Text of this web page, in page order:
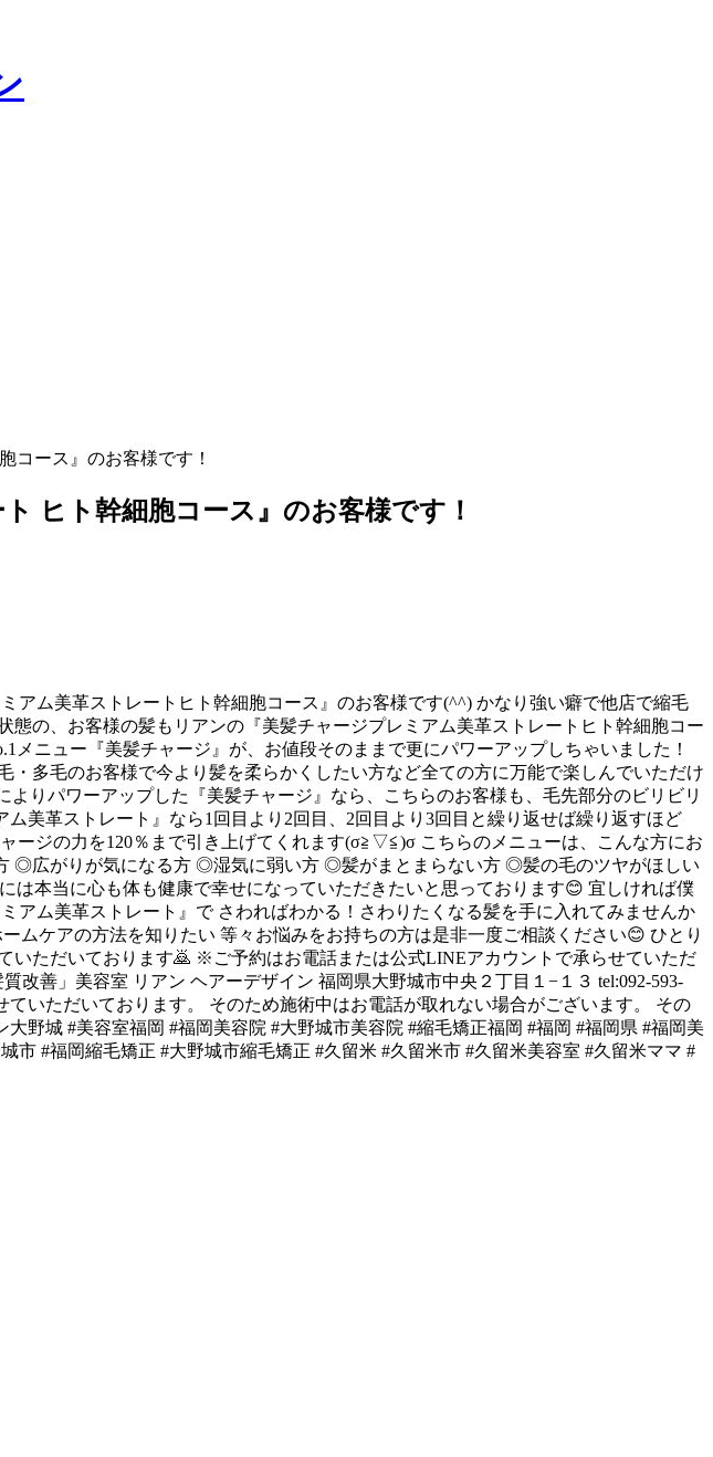
コース』のお客様です！
ヒト幹細胞コース』のお客様です！
アム美革ストレートヒト幹細胞コース』のお客様です(^^) かなり強い癖で他店で縮毛
の、お客様の髪もリアンの『美髪チャージプレミアム美革ストレートヒト幹細胞コー
ニュー『美髪チャージ』が、お値段そのままで更にパワーアップしちゃいました！
多毛のお客様で今より髪を柔らかくしたい方など全ての方に万能で楽しんでいただけ
りパワーアップした『美髪チャージ』なら、こちらのお客様も、毛先部分のビリビリ
美革ストレート』なら1回目より2回目、2回目より3回目と繰り返せば繰り返すほど
ージの力を120％まで引き上げてくれます(σ≧▽≦)σ こちらのメニューは、こんな方にお
◎広がりが気になる方 ◎湿気に弱い方 ◎髪がまとまらない方 ◎髪の毛のツヤがほしい
本当に心も体も健康で幸せになっていただきたいと思っております😊 宜しければ僕
ム美革ストレート』で さわればわかる！さわりたくなる髪を手に入れてみませんか
ケアの方法を知りたい 等々お悩みをお持ちの方は是非一度ご相談ください😊 ひとり
ただいております🙇 ※ご予約はお電話または公式LINEアカウントで承らせていただ
善」美容室 リアン ヘアーデザイン 福岡県大野城市中央２丁目１−１３ tel:092-593-
いただいております。 そのため施術中はお電話が取れない場合がございます。 その
野城 #美容室福岡 #福岡美容院 #大野城市美容院 #縮毛矯正福岡 #福岡 #福岡県 #福岡美
#福岡縮毛矯正 #大野城市縮毛矯正 #久留米 #久留米市 #久留米美容室 #久留米ママ #